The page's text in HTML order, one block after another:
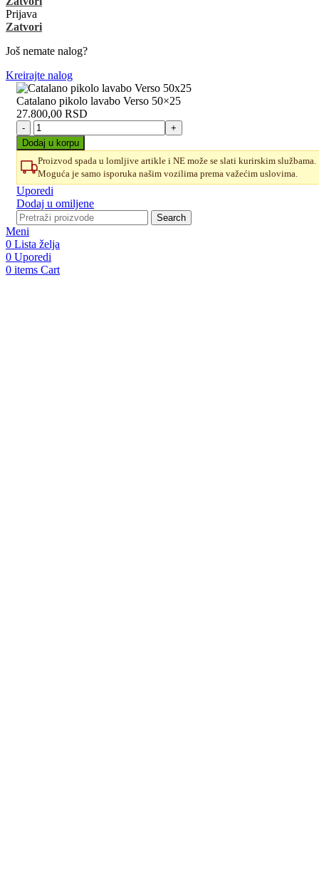
Prijava
Zatvori
Još nemate nalog?
Kreirajte nalog
Catalano pikolo lavabo Verso 50×25
27.800,00 RSD
Catalano
pikolo
lavabo
Verso
50x25
količina
Dodaj u korpu
Proizvod spada u lomljive artikle i NE može se slati kurirskim službama.
Moguća je samo isporuka našim vozilima prema važećim uslovima.
Uporedi
Dodaj u omiljene
Search
Meni
0 Lista želja
0 Uporedi
0 items Cart